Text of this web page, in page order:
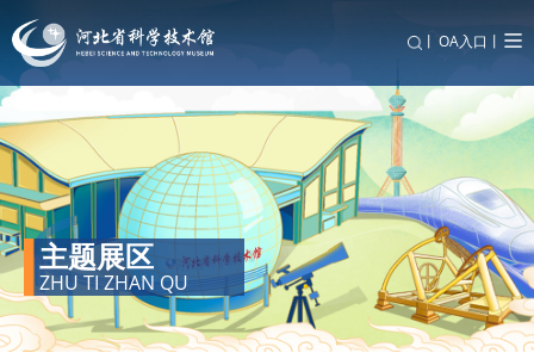
丨 OA入口丨
主题展区
ZHU TI ZHAN QU